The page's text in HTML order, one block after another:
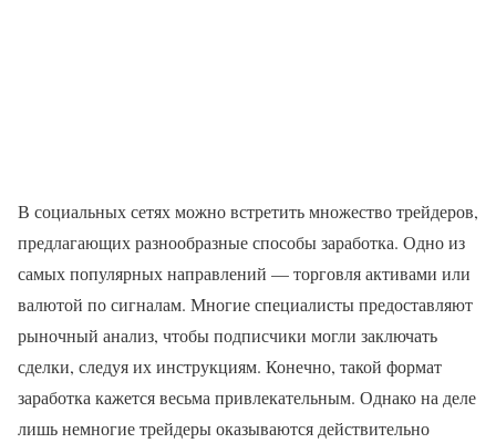
В социальных сетях можно встретить множество трейдеров,
предлагающих разнообразные способы заработка. Одно из
самых популярных направлений — торговля активами или
валютой по сигналам. Многие специалисты предоставляют
рыночный анализ, чтобы подписчики могли заключать
сделки, следуя их инструкциям. Конечно, такой формат
заработка кажется весьма привлекательным. Однако на деле
лишь немногие трейдеры оказываются действительно